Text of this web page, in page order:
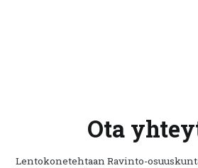
Ota
Lentokonetehtaan Ravinto-